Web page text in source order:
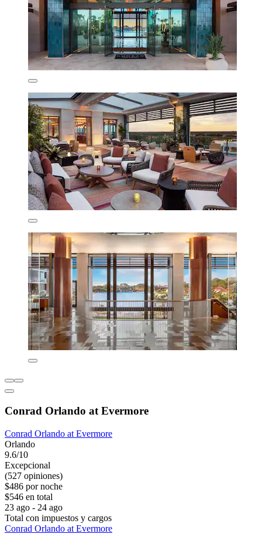
Conrad Orlando at Evermore
Conrad Orlando at Evermore
Orlando
9.6/10
Excepcional
(527 opiniones)
$486 por noche
$546 en total
23 ago - 24 ago
Total con impuestos y cargos
Conrad Orlando at Evermore